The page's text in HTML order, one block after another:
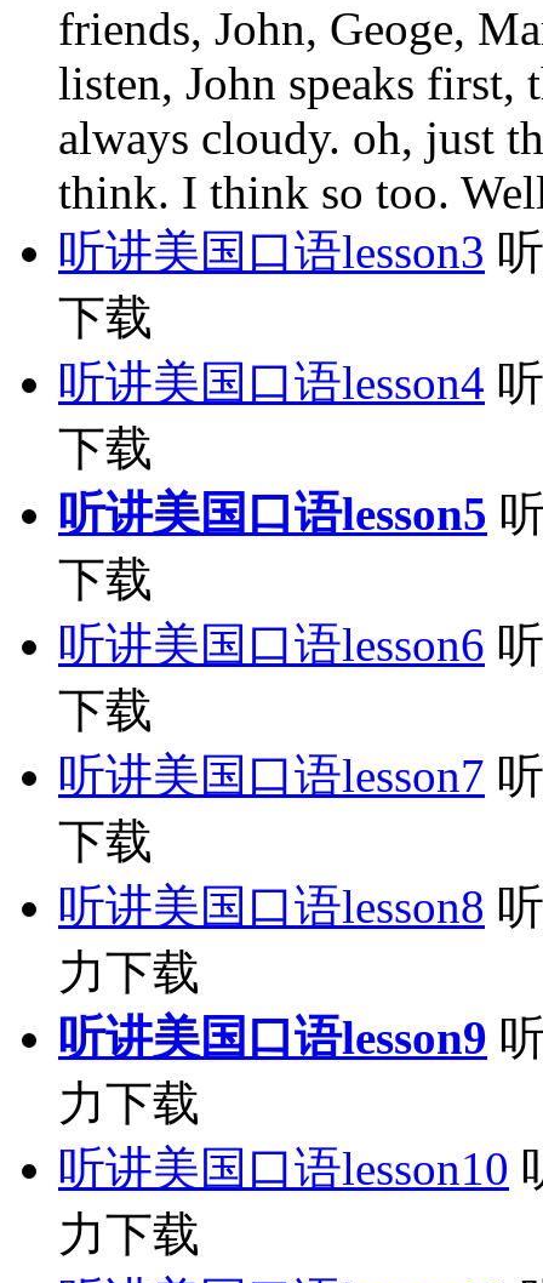
friends, John, Geoge,
listen, John speaks first,
always cloudy. oh, just
think. I think so too.
听讲美国口语lesson3
下载
听讲美国口语lesson4
下载
听讲美国口语lesson5
下载
听讲美国口语lesson6
下载
听讲美国口语lesson7
下载
听讲美国口语lesson8
力下载
听讲美国口语lesson9
力下载
听讲美国口语lesson10
力下载